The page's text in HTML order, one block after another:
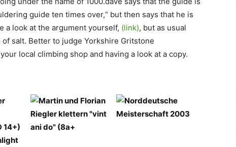
guide ten times over,“ but then says that he is
a look at the argument yourself, (link), but as usual
salt. Better to judge Yorkshire Gritstone
local climbing shop and having a look at a copy.